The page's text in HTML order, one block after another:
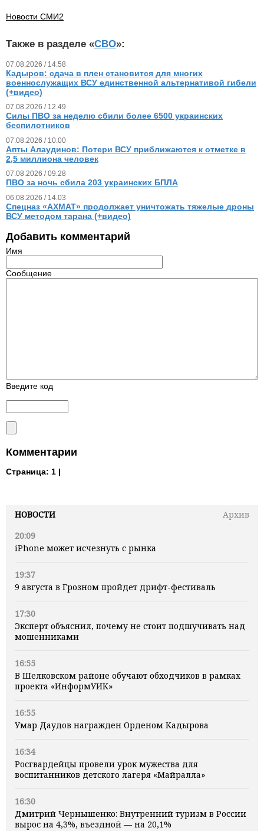
НОВОСТИ
Архив
20:09
iPhone может исчезнуть с рынка
19:37
9 августа в Грозном пройдет дрифт-фестиваль
17:30
Эксперт объяснил, почему не стоит подшучивать над
мошенниками
16:55
В Шелковском районе обучают обходчиков в рамках
проекта «ИнформУИК»
16:55
Умар Даудов награжден Орденом Кадырова
16:34
Росгвардейцы провели урок мужества для
воспитанников детского лагеря «Майралла»
16:30
Дмитрий Чернышенко: Внутренний туризм в России
вырос на 4,3%, въездной — на 20,1%
Новости СМИ2
Также в разделе «СВО»:
07.08.2026 / 14.58
Кадыров: сдача в плен становится для многих
военнослужащих ВСУ единственной альтернативой гибели
(+видео)
07.08.2026 / 12.49
Силы ПВО за неделю сбили более 6500 украинских
беспилотников
07.08.2026 / 10.00
Апты Алаудинов: Потери ВСУ приближаются к отметке в
2,5 миллиона человек
07.08.2026 / 09.28
ПВО за ночь сбила 203 украинских БПЛА
06.08.2026 / 14.03
Спецназ «АХМАТ» продолжает уничтожать тяжелые дроны
ВСУ методом тарана (+видео)
Добавить комментарий
Имя
Сообщение
Введите код
Комментарии
Страница: 1 |